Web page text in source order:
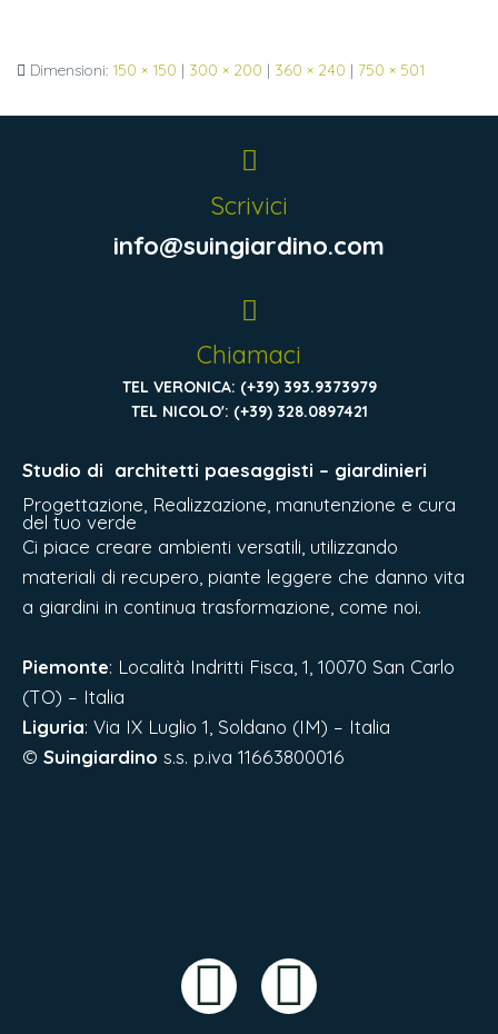
Dimensioni: 150 × 150 | 300 × 200 | 360 × 240 | 750 × 501
Scrivici
info@suingiardino.com
Chiamaci
TEL VERONICA: (+39) 393.9373979
TEL NICOLO': (+39) 328.0897421
Studio di architetti paesaggisti – giardinieri
Progettazione, Realizzazione, manutenzione e cura
del tuo verde
Ci piace creare ambienti versatili, utilizzando
materiali di recupero, piante leggere che danno vita
a giardini in continua trasformazione, come noi.
Piemonte: Località Indritti Fisca, 1, 10070 San Carlo
(TO) – Italia
Liguria: Via IX Luglio 1, Soldano (IM) – Italia
© Suingiardino s.s. p.iva 11663800016